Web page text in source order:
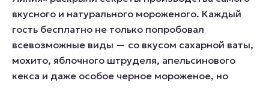
вкусного и натурального мороженого. Каждый
гость бесплатно не только попробовал
всевозможные виды — со вкусом сахарной ваты,
мохито, яблочного штруделя, апельсинового
кекса и даже особое черное мороженое, но